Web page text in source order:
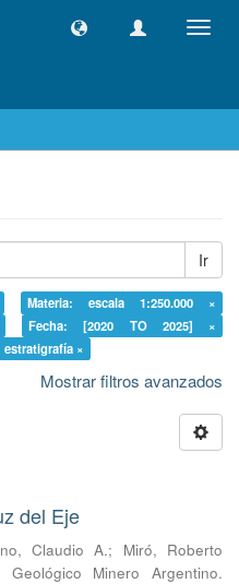
Ir
Materia: escala 1:250.000 ×
Fecha: [2020 TO 2025] ×
estratigrafía ×
Mostrar filtros avanzados
del Eje
Claudio A.; Miró, Roberto
Geológico Minero Argentino.